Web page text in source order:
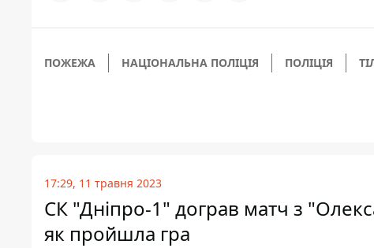
ПОЖЕЖА НАЦІОНАЛЬНА ПОЛІЦІЯ ПОЛІЦІЯ
17:29, 11 травня 2023
СК "Дніпро-1" дограв матч з
як пройшла гра